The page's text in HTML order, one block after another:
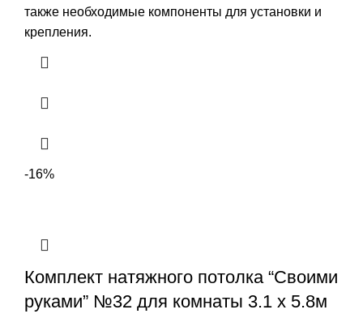
также необходимые компоненты для установки и
крепления.
-16%
Комплект натяжного потолка “Своими
руками” №32 для комнаты 3.1 х 5.8м